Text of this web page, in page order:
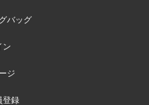
バッグ
ン
ジ
登録